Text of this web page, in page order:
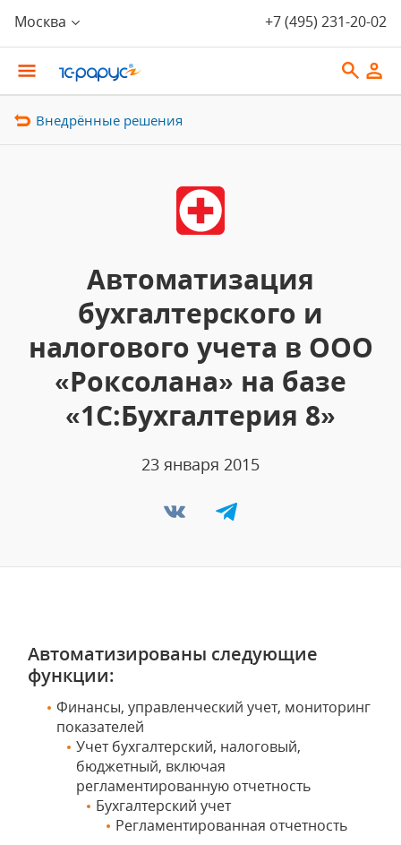
Москва +7 (495) 231-20-02
Внедрённые решения
Автоматизация
бухгалтерского и
налогового учета в ООО
«Роксолана» на базе
«1С:Бухгалтерия 8»
23 января 2015
Автоматизированы следующие
функции:
Финансы, управленческий учет, мониторинг
показателей
Учет бухгалтерский, налоговый,
бюджетный, включая
регламентированную отчетность
Бухгалтерский учет
Регламентированная отчетность